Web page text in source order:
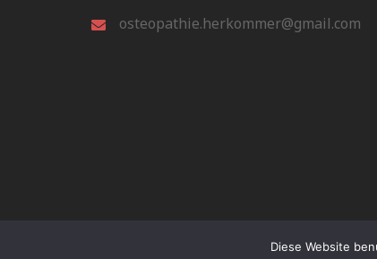
osteopathie.herkommer@gmail.com
Diese Website